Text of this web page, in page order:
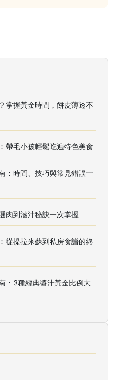
掌握黃金時間，餅皮薄透不
帶毛小孩輕鬆吃遍特色美食
：時間、技巧與常見錯誤一
肉到滷汁秘訣一次掌握
從提拉米蘇到私房食譜的終
：3種經典醬汁黃金比例大